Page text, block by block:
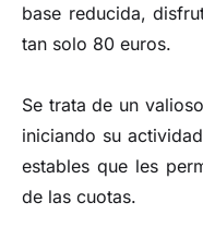
base reducida,
tan solo 80 euros.
Se trata de un
iniciando su
estables que les
de las cuotas.